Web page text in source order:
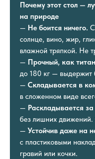
Почему этот стол —
на природе
— Не боится ничего.
солнце, вино, жир,
влажной тряпкой. Не
— Прочный, как
до 180 кг — выдержит
— Складывается в
в сложенном виде
— Раскладывается
без лишних движений.
— Устойчив даже на
с пластиковыми
гравий или кочки.